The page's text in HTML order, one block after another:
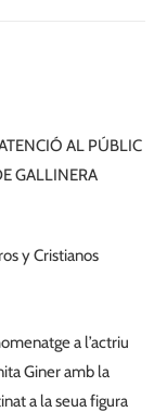
AL PÚBLIC
GALLINERA
y Cristianos
a l’actriu
Giner amb la
a la seua figura